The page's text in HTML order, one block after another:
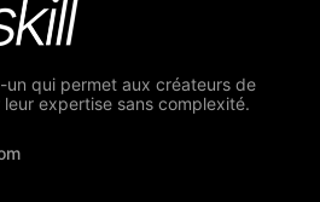
qui permet aux créateurs de
expertise sans complexité.